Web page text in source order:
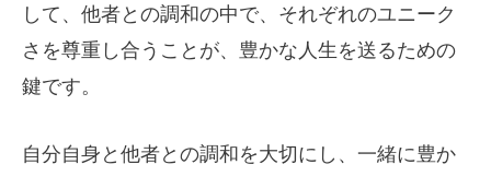
して、他者との調和の中で、それぞれのユニーク
さを尊重し合うことが、豊かな人生を送るための
鍵です。
自分自身と他者との調和を大切にし、一緒に豊か